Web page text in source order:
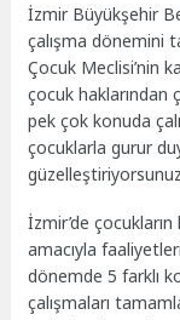
İzmir Büyükşehir
çalışma dönemini
Çocuk Meclisi’nin
çocuk haklarından
pek çok konuda
çocuklarla gurur
İzmir’de
amacıyla
dönemde 5 farklı
çalışmaları